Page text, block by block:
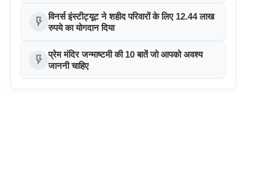
flash_on विनर्स इंस्टीट्यूट ने शहीद परिवारों के लिए 12.44 लाख
रुपये का योगदान दिया
flash_on प्रेम मंदिर जन्माष्टमी की 10 बातें जो आपको अवश्य
जाननी चाहिए